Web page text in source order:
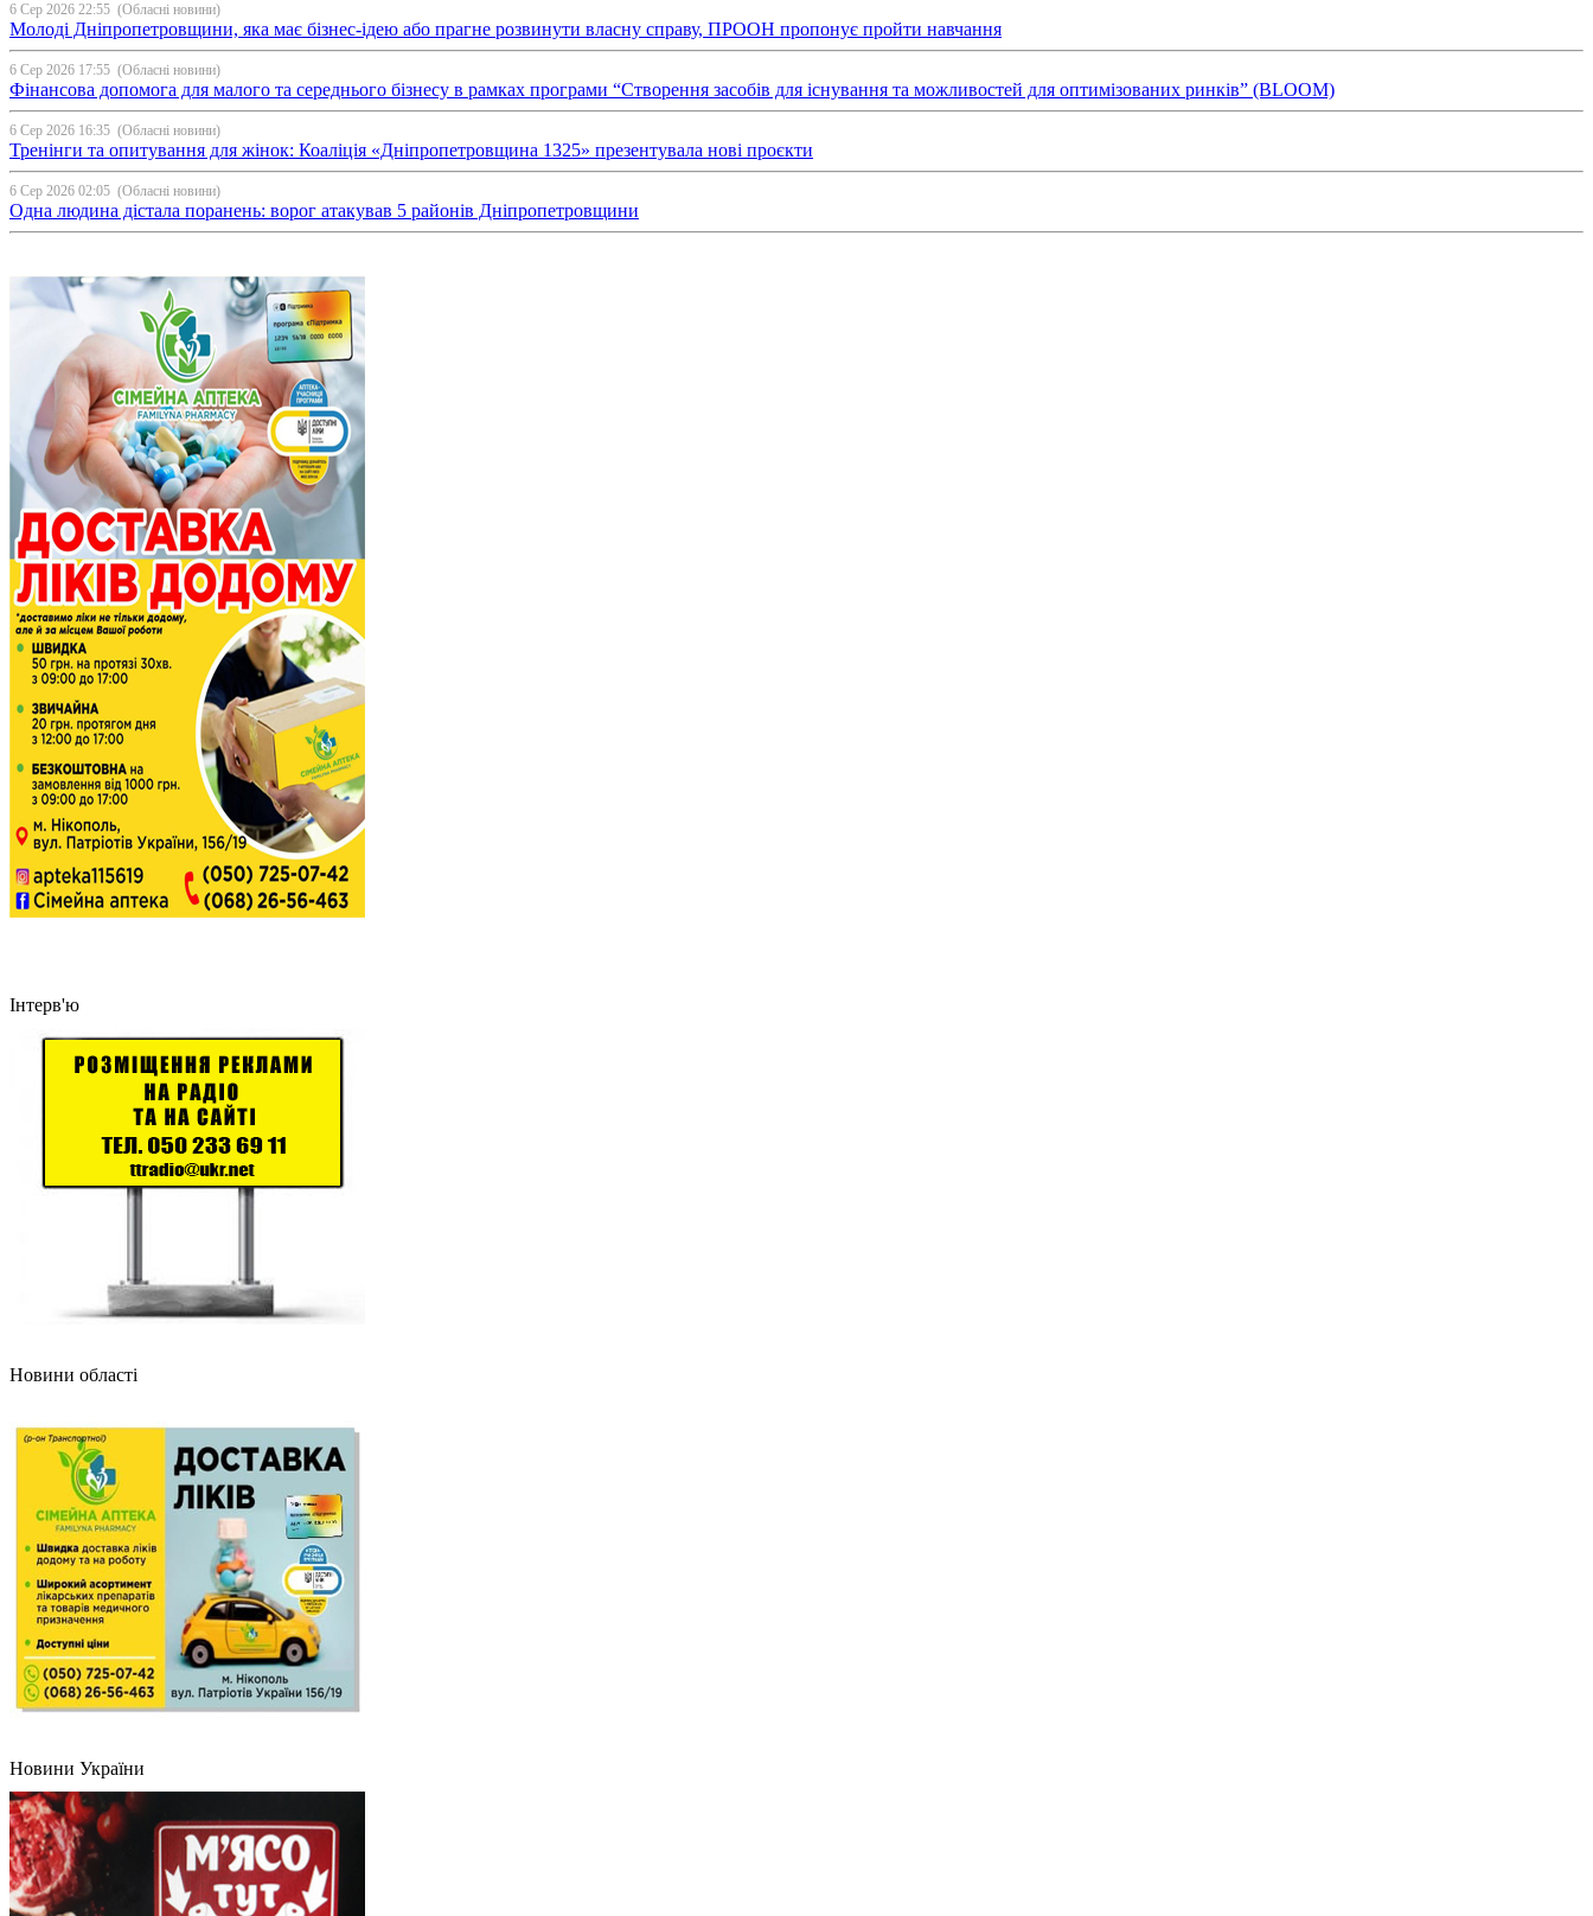
6 Сер 2026 22:55 (Обласні новини)
Молоді Дніпропетровщини, яка має бізнес-ідею або прагне розвинути власну справу, ПРООН пропонує пройти навчання
6 Сер 2026 17:55 (Обласні новини)
Фінансова допомога для малого та середнього бізнесу в рамках програми “Створення засобів для існування та можливостей для оптимізованих ринків” (BLOOM)
6 Сер 2026 16:35 (Обласні новини)
Тренінги та опитування для жінок: Коаліція «Дніпропетровщина 1325» презентувала нові проєкти
6 Сер 2026 02:05 (Обласні новини)
Одна людина дістала поранень: ворог атакував 5 районів Дніпропетровщини
Інтерв'ю
Новини області
Новини України